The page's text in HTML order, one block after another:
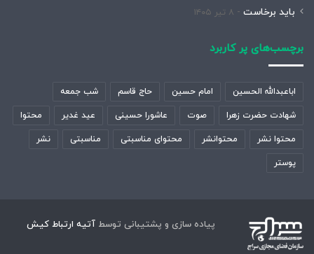
باید برخاست ۸ تیر ۱۴۰۵
برچسب‌های پر کاربرد
اباعبدالله الحسین امام حسین حاج قاسم شب جمعه
شهادت حضرت زهرا صوت عاشورا حسینی عید غدیر محتوا
محتوا نشر محتوانشر محتوای مناسبتی مناسبتی نشر
پوستر
پیاده سازی و پشتیبانی توسط آتیه ارتباط کیش